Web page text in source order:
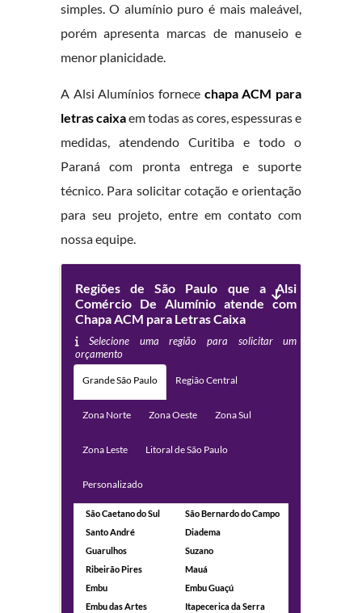
simples. O alumínio puro é mais maleável,
porém apresenta marcas de manuseio e
menor planicidade.
A Alsi Alumínios fornece chapa ACM para
letras caixaem todas as cores, espessuras e
medidas, atendendo Curitiba e todo o
Paraná com pronta entrega e suporte
técnico. Para solicitar cotação e orientação
para seu projeto, entre em contato com
nossa equipe.
Regiões de São Paulo que a Alsi
Comércio De Alumínio atende com
Chapa ACM para Letras Caixa
Selecione uma região para solicitar um
orçamento
Grande São Paulo Região Central
Zona Norte Zona Oeste Zona Sul
Zona Leste Litoral de São Paulo
Personalizado
São Caetano do Sul
São Bernardo do Campo
Santo André
Diadema
Guarulhos
Suzano
Ribeirão Pires
Mauá
Embu
Embu Guaçú
Embu das Artes
Itapecerica da Serra